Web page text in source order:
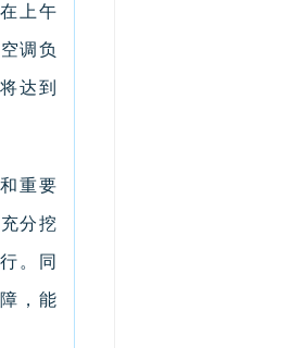
上午
调负
达到
重要
分挖
。同
，能